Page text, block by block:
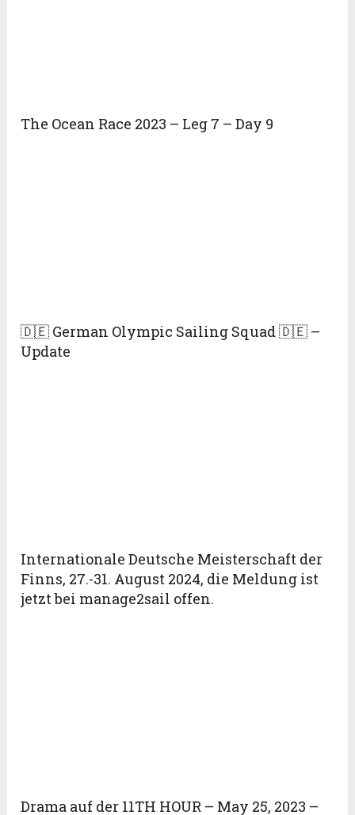
The Ocean Race 2023 – Leg 7 – Day 9
🇩🇪 German Olympic Sailing Squad 🇩🇪 –
Update
Internationale Deutsche Meisterschaft der
Finns, 27.-31. August 2024, die Meldung ist
jetzt bei manage2sail offen.
Drama auf der 11TH HOUR – May 25, 2023 –